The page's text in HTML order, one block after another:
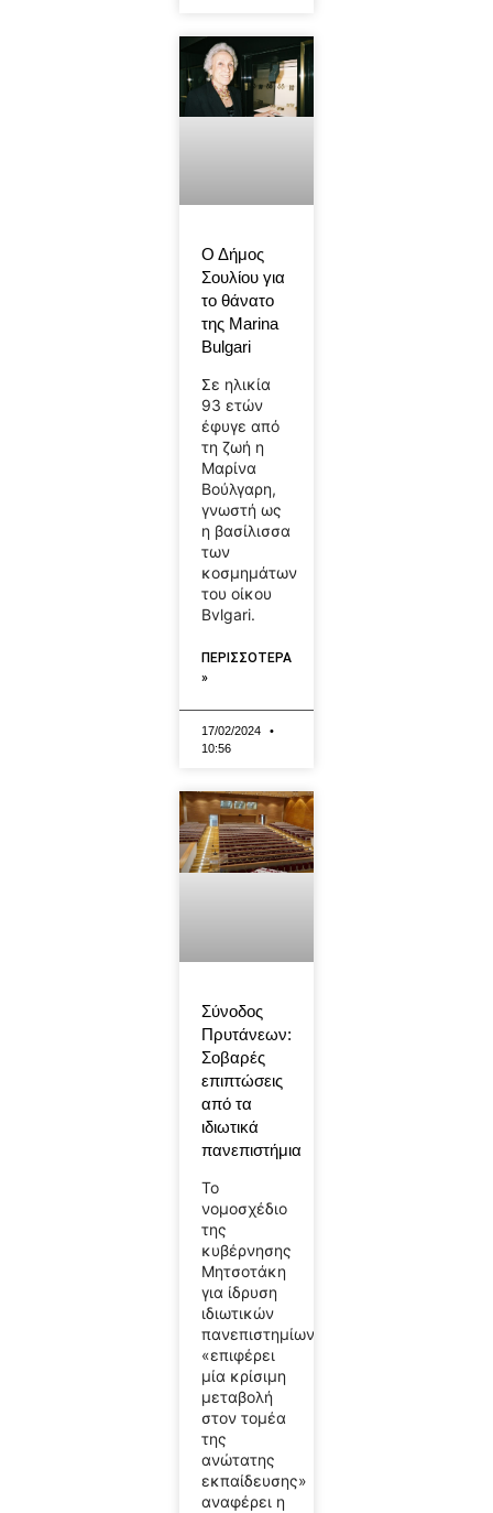
Ο Δήμος
Σουλίου για
το θάνατο
της Marina
Bulgari
Σε ηλικία
93 ετών
έφυγε από
τη ζωή η
Μαρίνα
Βούλγαρη,
γνωστή ως
η βασίλισσα
των
κοσμημάτων
του οίκου
Bvlgari.
ΠΕΡΙΣΣΟΤΕΡΑ
»
17/02/2024
10:56
Σύνοδος
Πρυτάνεων:
Σοβαρές
επιπτώσεις
από τα
ιδιωτικά
πανεπιστήμια
Το
νομοσχέδιο
της
κυβέρνησης
Μητσοτάκη
για ίδρυση
ιδιωτικών
πανεπιστημίων
«επιφέρει
μία κρίσιμη
μεταβολή
στον τομέα
της
ανώτατης
εκπαίδευσης»
αναφέρει η